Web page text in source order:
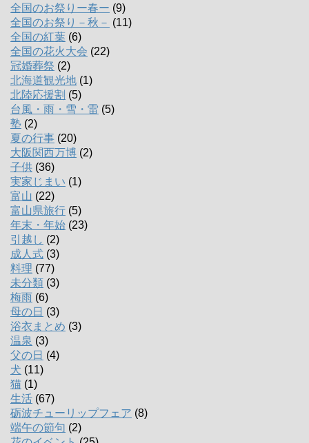
全国のお祭りー春ー (9)
全国のお祭り－秋－ (11)
全国の紅葉 (6)
全国の花火大会 (22)
冠婚葬祭 (2)
北海道観光地 (1)
北陸応援割 (5)
台風・雨・雪・雷 (5)
塾 (2)
夏の行事 (20)
大阪関西万博 (2)
子供 (36)
実家じまい (1)
富山 (22)
富山県旅行 (5)
年末・年始 (23)
引越し (2)
成人式 (3)
料理 (77)
未分類 (3)
梅雨 (6)
母の日 (3)
浴衣まとめ (3)
温泉 (3)
父の日 (4)
犬 (11)
猫 (1)
生活 (67)
砺波チューリップフェア (8)
端午の節句 (2)